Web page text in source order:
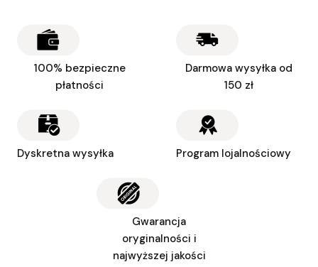
100% bezpieczne
płatności
Darmowa wysyłka od
150 zł
Dyskretna wysyłka Program lojalnościowy
Gwarancja
oryginalności i
najwyższej jakości